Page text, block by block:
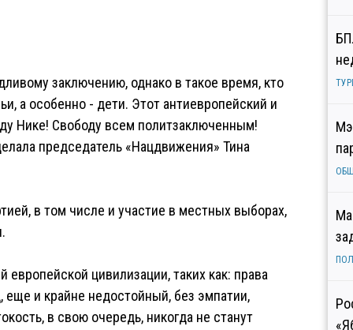
заключению, однако в такое время, кто
а особенно - дети. Этот антиевропейский и
Нике! Свободу всем политзаключенным!
председатель «Нацдвижения» Тина
в том числе и участие в местных выборах,
цивилизации, таких как: права
еще и крайне недостойный, без эмпатии,
в свою очередь, никогда не станут